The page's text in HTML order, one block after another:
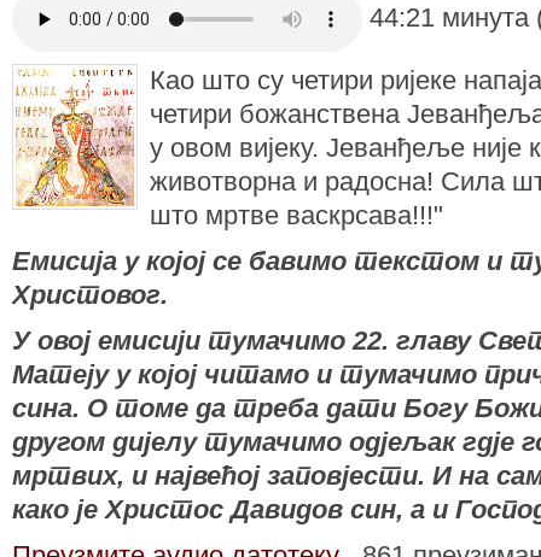
44:21
Као што су четири ријеке
четири божанствена
у овом вијеку. Јеванђеље није
животворна и радосна! Сила
што мртве васкрсава!!!"
Емисија у којој се бавимо текстом и
Христовог.
У овој емисији тумачимо 22. главу
Матеју у којoj читамо и тумачимо
сина. О томе да треба дати Богу
другом дијелу тумачимо одјељак гдје
мртвих, и највећој заповјести. И на
како је Христос Давидов син, а и